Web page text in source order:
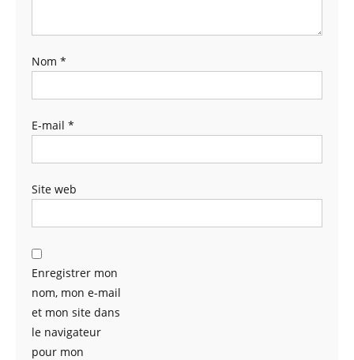
Nom *
E-mail *
Site web
Enregistrer mon
nom, mon e-mail
et mon site dans
le navigateur
pour mon